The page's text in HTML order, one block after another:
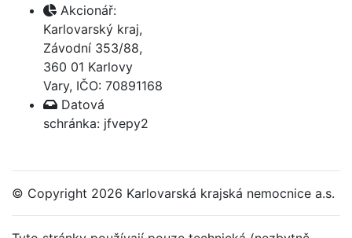
Akcionář:
Karlovarský kraj,
Závodní 353/88,
360 01 Karlovy
Vary, IČO: 70891168
Datová
schránka: jfvepy2
© Copyright 2026 Karlovarská krajská nemocnice a.s.